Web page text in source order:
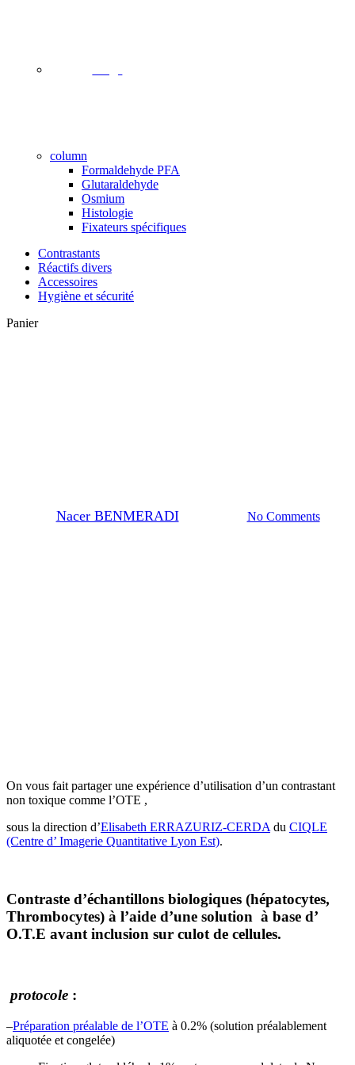
column
Formaldehyde PFA
Glutaraldehyde
Osmium
Histologie
Fixateurs spécifiques
Contrastants
Réactifs divers
Accessoires
Hygiène et sécurité
PanierClose
Nacer BENMERADI14 mars 2024 No Comments
On vous fait partager une expérience d’utilisation d’un contrastant
non toxique comme l’OTE ,
sous la direction d’Elisabeth ERRAZURIZ-CERDA du CIQLE
(Centre d’ Imagerie Quantitative Lyon Est).
Contraste d’échantillons biologiques (hépatocytes,
Thrombocytes) à l’aide d’une solution à base d’
O.T.E avant inclusion sur culot de cellules.
protocole :
–Préparation préalable de l’OTE à 0.2% (solution préalablement
aliquotée et congelée)